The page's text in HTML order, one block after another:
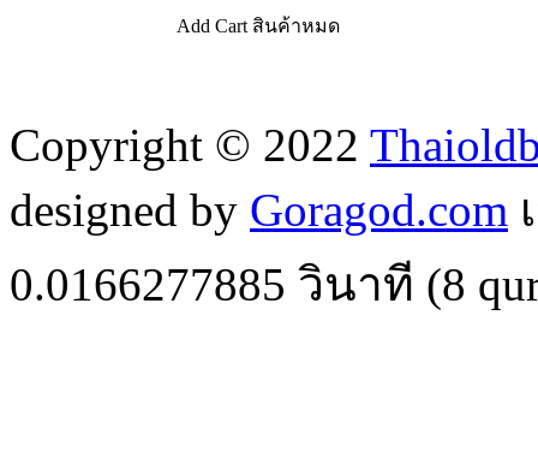
Add Cart สินค้าหมด
Copyright © 2022
designed by Goragod.com
0.0166277885 วินาที (8